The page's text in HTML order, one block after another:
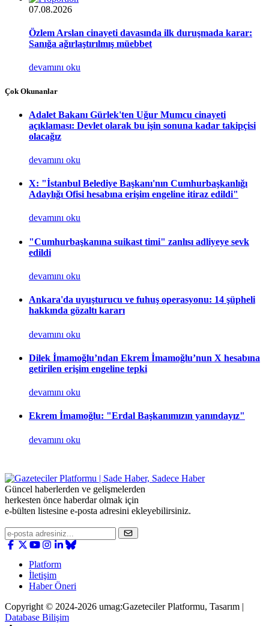
07.08.2026
Özlem Arslan cinayeti davasında ilk duruşmada karar:
Sanığa ağırlaştırılmış müebbet
devamını oku
Çok Okunanlar
Adalet Bakanı Gürlek'ten Uğur Mumcu cinayeti
açıklaması: Devlet olarak bu işin sonuna kadar takipçisi
olacağız
devamını oku
X: "İstanbul Belediye Başkanı'nın Cumhurbaşkanlığı
Adaylığı Ofisi hesabına erişim engeline itiraz edildi"
devamını oku
"Cumhurbaşkanına suikast timi" zanlısı adliyeye sevk
edildi
devamını oku
Ankara'da uyuşturucu ve fuhuş operasyonu: 14 şüpheli
hakkında gözaltı kararı
devamını oku
Dilek İmamoğlu’ndan Ekrem İmamoğlu’nun X hesabına
getirilen erişim engeline tepki
devamını oku
Ekrem İmamoğlu: "Erdal Başkanımızın yanındayız"
devamını oku
Güncel haberlerden ve gelişmelerden
herkesten önce haberdar olmak için
e-bülten listesine e-posta adresini ekleyebilirsiniz.
Platform
İletişim
Haber Öneri
Copyright © 2024-2026 umag:Gazeteciler Platformu, Tasarım |
Database Bilişim